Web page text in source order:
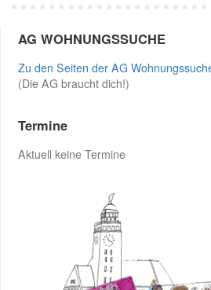
AG WOHNUNGSSUCHE
Zu den Seiten der AG
(Die AG braucht dich!)
Termine
Aktuell keine Termine